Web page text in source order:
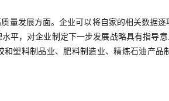
量发展方面。企业可以将自家的相关数据
平，对企业制定下一步发展战略具有指导
塑料制品业、肥料制造业、精炼石油产